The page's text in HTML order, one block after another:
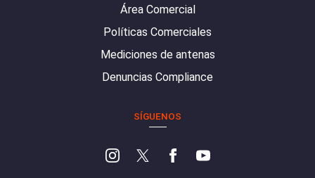
Área Comercial
Políticas Comerciales
Mediciones de antenas
Denuncias Compliance
SÍGUENOS